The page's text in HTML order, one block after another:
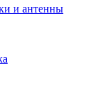
и антенны